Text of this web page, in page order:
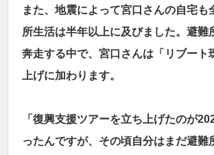
また、地震によって宮口さんの自宅も
所生活は半年以上に及びました。避難
奔走する中で、宮口さんは「リブート
上げに加わります。
「復興支援ツアーを立ち上げたのが
ったんですが、その頃自分はまだ避難